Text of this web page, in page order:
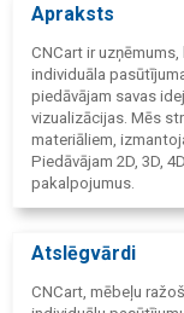
Apraksts
CNCart ir
individuāla
piedāvājam savas
vizualizācijas. Mēs
materiāliem,
Piedāvājam 2D, 3D,
pakalpojumus.
Atslēgvārdi
CNCart, mēbeļu